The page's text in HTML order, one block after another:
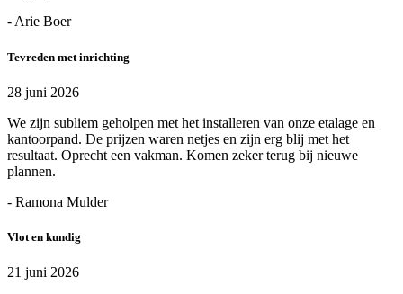
- Arie Boer
Tevreden met inrichting
28 juni 2026
We zijn subliem geholpen met het installeren van onze etalage en
kantoorpand. De prijzen waren netjes en zijn erg blij met het
resultaat. Oprecht een vakman. Komen zeker terug bij nieuwe
plannen.
- Ramona Mulder
Vlot en kundig
21 juni 2026